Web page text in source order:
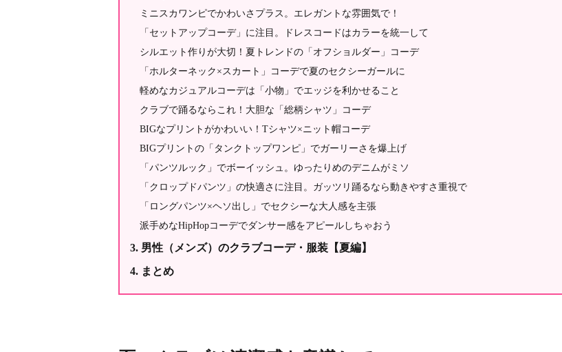
ミニスカワンピでかわいさプラス。エレガントな雰囲気で！
「セットアップコーデ」に注目。ドレスコードはカラーを統一して
シルエット作りが大切！夏トレンドの「オフショルダー」コーデ
「ホルターネック×スカート」コーデで夏のセクシーガールに
軽めなカジュアルコーデは「小物」でエッジを利かせること
クラブで踊るならこれ！大胆な「総柄シャツ」コーデ
BIGなプリントがかわいい！Tシャツ×ニット帽コーデ
BIGプリントの「タンクトップワンピ」でガーリーさを爆上げ
「パンツルック」でボーイッシュ。ゆったりめのデニムがミソ
「クロップドパンツ」の快適さに注目。ガッツリ踊るなら動きやすさ重視で
「ロングパンツ×ヘソ出し」でセクシーな大人感を主張
派手めなHipHopコーデでダンサー感をアピールしちゃおう
男性（メンズ）のクラブコーデ・服装【夏編】
まとめ